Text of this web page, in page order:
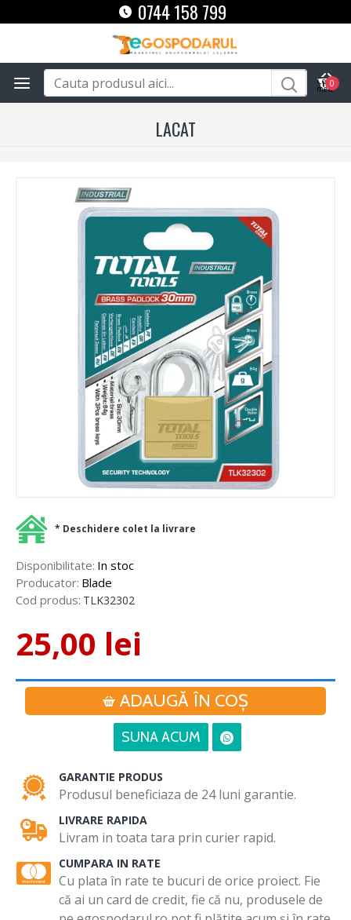
0744 158 799
0
LACAT
Disponibilitate: In stoc
Producator: Blade
Cod produs: TLK32302
25,00 lei
ADAUGĂ ÎN COŞ
SUNA ACUM
* Deschidere colet la livrare
GARANTIE PRODUS
Produsul beneficiaza de 24 luni garantie.
LIVRARE RAPIDA
Livram in toata tara prin curier rapid.
CUMPARA IN RATE
Cu plata în rate te bucuri de orice proiect. Fie
că ai un card de credit, fie că nu, produsele de